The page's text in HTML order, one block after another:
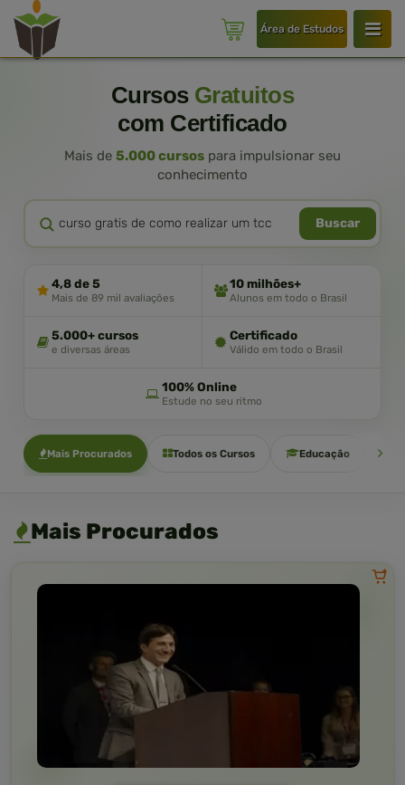
Área de Estudos
Cursos Gratuitos
com Certificado
Mais de 5.000 cursos para impulsionar seu
conhecimento
Buscar
4,8 de 5
Mais de 89 mil avaliações
10 milhões+
Alunos em todo o Brasil
5.000+ cursos
e diversas áreas
Certificado
Válido em todo o Brasil
100% Online
Estude no seu ritmo
Mais Procurados Todos os Cursos Educação
Mais Procurados